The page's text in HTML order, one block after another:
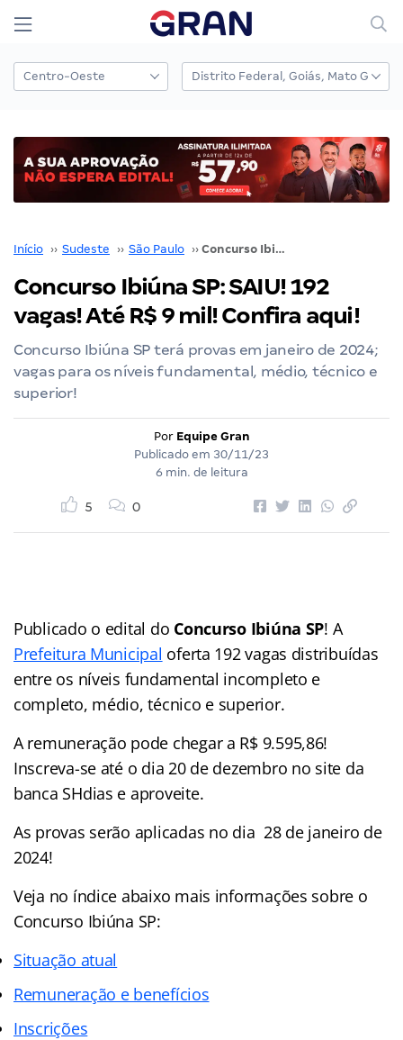
Início ›› Sudeste ›› São Paulo ›› Concurso Ibiúna SP: SAIU! 192 vagas! Até R$ 9 mil! Confira aqui!
Concurso Ibiúna SP: SAIU! 192
vagas! Até R$ 9 mil! Confira aqui!
Concurso Ibiúna SP terá provas em janeiro de 2024;
vagas para os níveis fundamental, médio, técnico e
superior!
Por Equipe Gran
Publicado em 30/11/23
6 min. de leitura
5 0
Publicado o edital do Concurso Ibiúna SP! A
Prefeitura Municipal oferta 192 vagas distribuídas
entre os níveis fundamental incompleto e
completo, médio, técnico e superior.
A remuneração pode chegar a R$ 9.595,86!
Inscreva-se até o dia 20 de dezembro no site da
banca SHdias e aproveite.
As provas serão aplicadas no dia 28 de janeiro de
2024!
Veja no índice abaixo mais informações sobre o
Concurso Ibiúna SP:
Situação atual
Remuneração e benefícios
Inscrições